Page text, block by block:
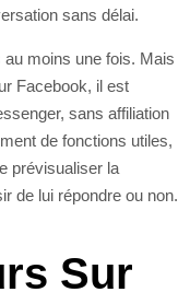
sans délai.
au moins une fois. Mais
Facebook, il est
sans affiliation
de fonctions utiles,
prévisualiser la
de lui répondre ou non.
Sur